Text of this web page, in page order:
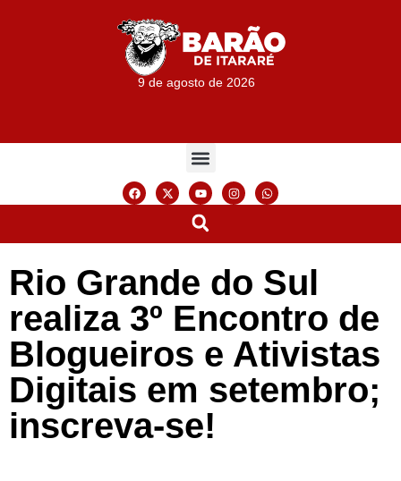
9 de agosto de 2026
Rio Grande do Sul
realiza 3º Encontro de
Blogueiros e Ativistas
Digitais em setembro;
inscreva-se!